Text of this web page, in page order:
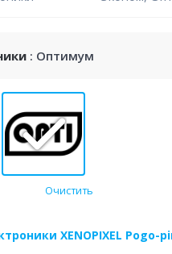
: Оптимум
Очистить
XENOPIXEL Pogo-